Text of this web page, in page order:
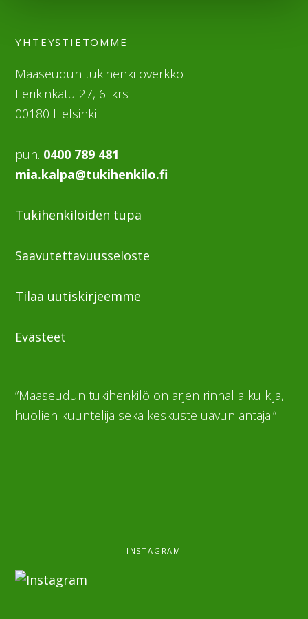
YHTEYSTIETOMME
Maaseudun tukihenkilöverkko
Eerikinkatu 27, 6. krs
00180 Helsinki
puh. 0400 789 481
mia.kalpa@tukihenkilo.fi
Tukihenkilöiden tupa
Saavutettavuusseloste
Tilaa uutiskirjeemme
Evästeet
”Maaseudun tukihenkilö on arjen rinnalla kulkija,
huolien kuuntelija sekä keskusteluavun antaja.”
INSTAGRAM